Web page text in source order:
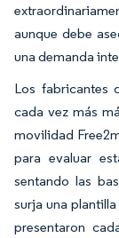
aunque debe
una demanda
Los fabricantes
cada vez más
movilidad
para evaluar
sentando las
surja una
presentaron